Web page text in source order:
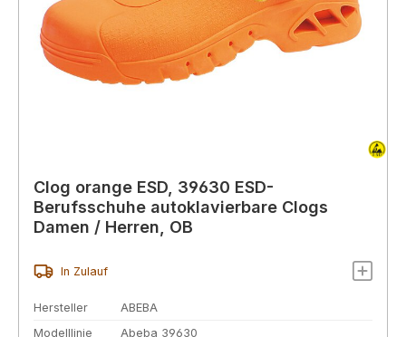
Clog orange ESD, 39630 ESD-
Berufsschuhe autoklavierbare Clogs
Damen / Herren, OB
In Zulauf
Hersteller
ABEBA
Modelllinie
Abeba 39630